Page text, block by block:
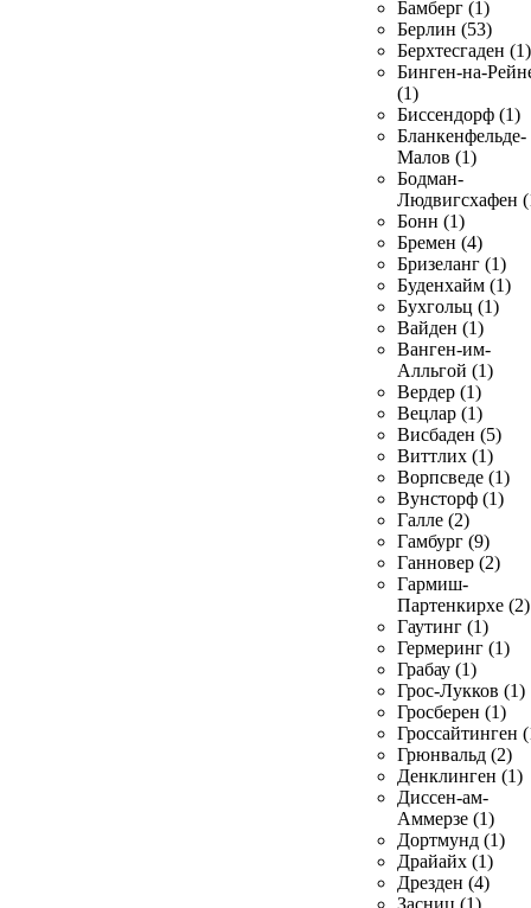
Бамберг (1)
Берлин (53)
Берхтесгаден (1)
Бинген-на-
(1)
Биссендорф (1)
Бланкенфельде-
Малов (1)
Бодман-
Людвигсхафен
Бонн (1)
Бремен (4)
Бризеланг (1)
Буденхайм (1)
Бухгольц (1)
Вайден (1)
Ванген-им-
Алльгой (1)
Вердер (1)
Вецлар (1)
Висбаден (5)
Виттлих (1)
Ворпсведе (1)
Вунсторф (1)
Галле (2)
Гамбург (9)
Ганновер (2)
Гармиш-
Партенкирхе (2)
Гаутинг (1)
Гермеринг (1)
Грабау (1)
Грос-Лукков (1)
Гросберен (1)
Гроссайтинген
Грюнвальд (2)
Денклинген (1)
Диссен-ам-
Аммерзе (1)
Дортмунд (1)
Драйайх (1)
Дрезден (4)
Засниц (1)